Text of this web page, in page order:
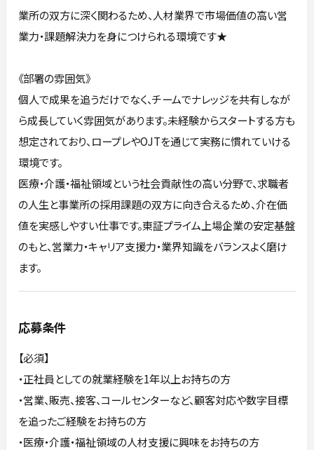
業所の双方に深く関わるため、人材業界で市場価値の高い営
業力・課題解決力を身につけられる環境です★
《部署の雰囲気》
個人で成果を追うだけでなく、チームでナレッジを共有しなが
ら成長していく雰囲気があります。未経験からスタートする方も
想定されており、ロープレやOJTを通じて実務に慣れていける
環境です。
医療・介護・福祉領域という社会貢献性の高い分野で、求職者
の人生と事業所の採用課題の双方に向き合えるため、介在価
値を実感しやすい仕事です。東証プライム上場企業の安定基盤
のもと、営業力・キャリア支援力・業界知識をバランスよく磨け
ます。
応募条件
【必須】
・正社員としての就業経験を1年以上お持ちの方
・営業、販売、接客、コールセンターなど、顧客対応や数字目標
を追ったご経験をお持ちの方
・医療・介護・福祉領域の人材支援に興味をお持ちの方